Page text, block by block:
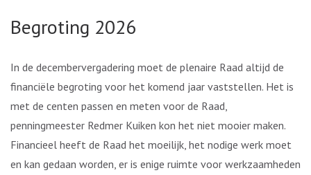
Begroting 2026
In de decembervergadering moet de plenaire Raad altijd de
financiële begroting voor het komend jaar vaststellen. Het is
met de centen passen en meten voor de Raad,
penningmeester Redmer Kuiken kon het niet mooier maken.
Financieel heeft de Raad het moeilijk, het nodige werk moet
en kan gedaan worden, er is enige ruimte voor werkzaamheden